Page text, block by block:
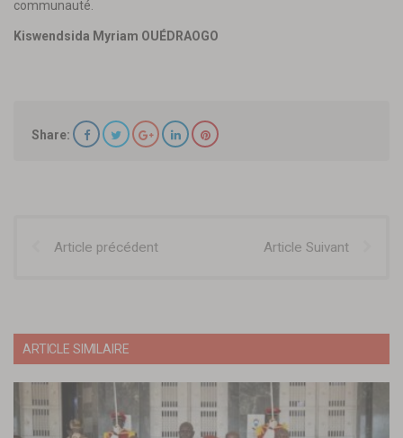
communauté.
Kiswendsida Myriam OUÉDRAOGO
Share:
Article précédent Article Suivant
ARTICLE SIMILAIRE